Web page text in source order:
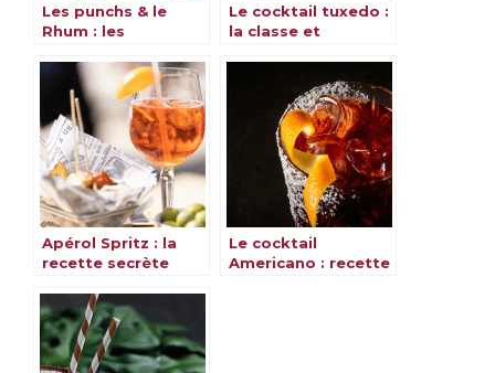
Les punchs & le
Rhum : les
Le cocktail tuxedo :
la classe et
Apérol Spritz : la
recette secrète
inoubliable
Le cocktail
Americano : recette